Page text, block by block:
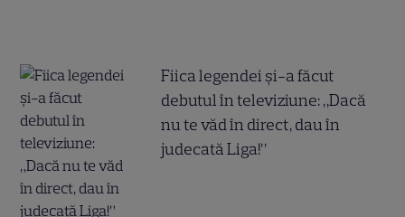
Fiica legendei și-a făcut
debutul în televiziune: „Dacă
nu te văd în direct, dau în
judecată Liga!”